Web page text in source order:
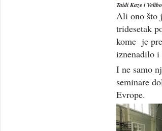
Taiđi Kaze i
Ali ono što
tridesetak
kome je
iznenadilo i
I ne samo
seminare
Evrope.